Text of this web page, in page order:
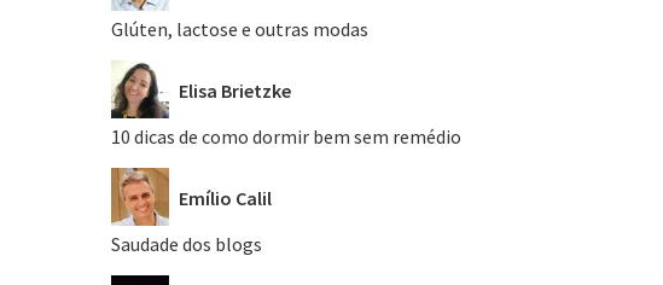
Glúten, lactose e outras modas
Elisa Brietzke
10 dicas de como dormir bem sem remédio
Emílio Calil
Saudade dos blogs